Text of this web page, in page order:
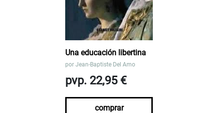
Una educación libertina
por Jean-Baptiste Del Amo
pvp. 22,95 €
comprar